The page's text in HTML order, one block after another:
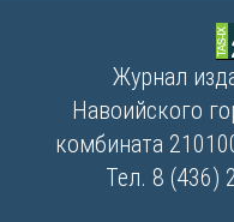
Журнал
Навоийского
комбината
Тел. 8 (436)